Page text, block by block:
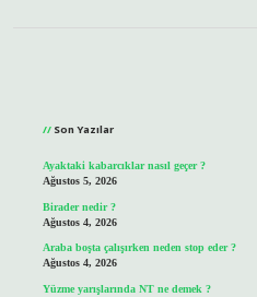
Son Yazılar
Ayaktaki kabarcıklar nasıl geçer ?
Ağustos 5, 2026
Birader nedir ?
Ağustos 4, 2026
Araba boşta çalışırken neden stop eder ?
Ağustos 4, 2026
Yüzme yarışlarında NT ne demek ?